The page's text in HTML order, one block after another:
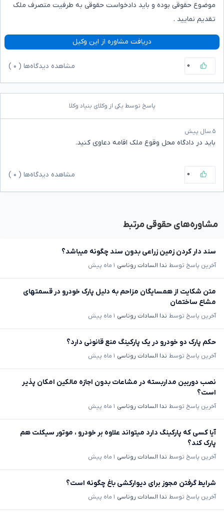
موضوع حقوقی بوده و باید دادخواست حقوقی به طرفیت متصرف ملک
تقدیم نمایید .
دریافت مشاوره از این وکیل
۰ مشاهده دیدگاه‌ها ( ۰
پاسخ توسط یکی از وکلای بنیاد وکلا
۵ سال پیش
باید در دادگاه محل وقوع ملک اقامه دعاوی کنید.
۰ مشاهده دیدگاه‌ها ( ۰
مشاوره‌های حقوقی مرتبط
سند دار کردن زمین زراعی بدون سند چگونه میباشد؟
آخرین پاسخ توسط ندا السادات روناسی ۱ ماه پیش
متن شکایت از همسایگان مزاحم به دلیل پارک خودرو در قسمتهای
مشاع ساختمان
آخرین پاسخ توسط ندا السادات روناسی ۱ ماه پیش
حکم پارک دو خودرو در یک پارکینگ منع قانونی دارد؟
آخرین پاسخ توسط ندا السادات روناسی ۱ ماه پیش
نصب دوربین مداربسته در مشاعات بدون اجازه مالکین امکان پذیر
است؟
آخرین پاسخ توسط ندا السادات روناسی ۱ ماه پیش
آیا کسی که پارکینگ دارد میتواند علاوه بر خودرو ، موتور سیکلت هم
پارک کند؟
آخرین پاسخ توسط ندا السادات روناسی ۱ ماه پیش
شرایط گرفتن مجوز برای دیوارکشی باغ چگونه است؟
آخرین پاسخ توسط ندا السادات روناسی ۱ ماه پیش